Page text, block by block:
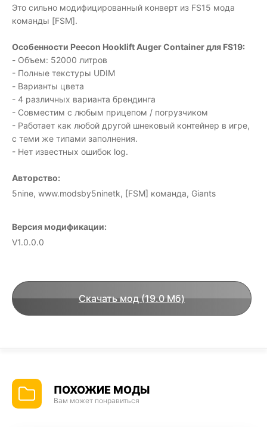
Это сильно модифицированный конверт из FS15 мода
команды [FSM].
Особенности Peecon Hooklift Auger Container для FS19:
- Объем: 52000 литров
- Полные текстуры UDIM
- Варианты цвета
- 4 различных варианта брендинга
- Совместим с любым прицепом / погрузчиком
- Работает как любой другой шнековый контейнер в игре,
с теми же типами заполнения.
- Нет известных ошибок log.
Авторство:
5nine, www.modsby5ninetk, [FSM] команда, Giants
Версия модификации:
V1.0.0.0
Скачать мод (19.0 Мб)
ПОХОЖИЕ МОДЫ
Вам может понравиться